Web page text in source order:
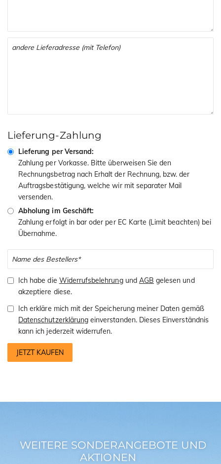
Lieferung-Zahlung
Lieferung per Versand:
Zahlung per Vorkasse. Bitte überweisen Sie den
Rechnungsbetrag nach Erhalt der Rechnung, bzw. der
Auftragsbestätigung, welche wir mit separater Mail
versenden.
Abholung im Geschäft:
Zahlung erfolgt in bar oder per EC Karte (Limit beachten) bei
Übernahme.
Ich habe die Widerrufsbelehrungund AGB gelesen und
akzeptiere diese.
Ich erkläre mich mit der Speicherung meiner Daten gemäß
Datenschutzerklärung einverstanden. Dieses Einverständnis
kann ich jederzeit widerrufen.
JETZT KAUFEN
WEITERE SONDERANGEBOTE UND
AKTIONEN